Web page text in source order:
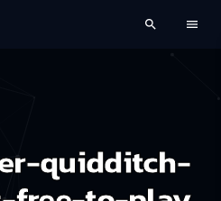
search menu
quidditch-